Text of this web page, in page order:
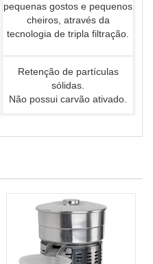
pequenas gostos e pequenos
cheiros, através da
tecnologia de tripla filtração.
Retenção de partículas
sólidas.
Não possui carvão ativado.